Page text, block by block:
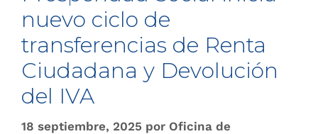
nuevo ciclo de
transferencias de Renta
Ciudadana y Devolución
del IVA
18 septiembre, 2025 por Oficina de